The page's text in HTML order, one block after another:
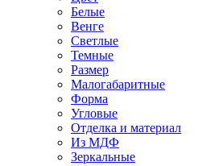
Белые
Венге
Светлые
Темные
Размер
Малогабаритные
Форма
Угловые
Отделка и материал
Из МДФ
Зеркальные